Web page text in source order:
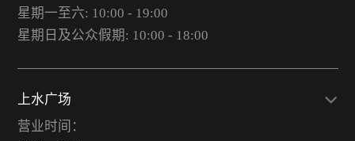
星期一至六: 10:00 - 19:00
星期日及公众假期: 10:00 - 18:00
上水广场
营业时间：